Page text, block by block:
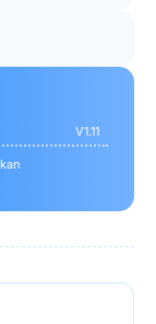
V1.11